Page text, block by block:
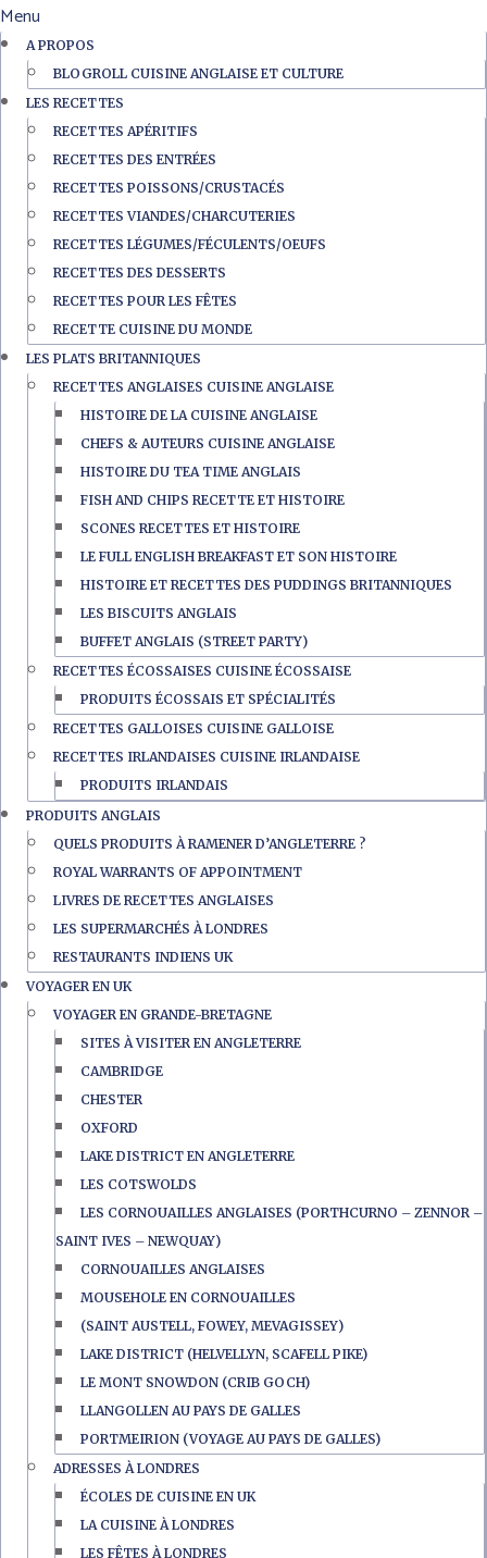
Menu
A PROPOS
BLOGROLL CUISINE ANGLAISE ET CULTURE
LES RECETTES
RECETTES APÉRITIFS
RECETTES DES ENTRÉES
RECETTES POISSONS/CRUSTACÉS
RECETTES VIANDES/CHARCUTERIES
RECETTES LÉGUMES/FÉCULENTS/OEUFS
RECETTES DES DESSERTS
RECETTES POUR LES FÊTES
RECETTE CUISINE DU MONDE
LES PLATS BRITANNIQUES
RECETTES ANGLAISES CUISINE ANGLAISE
HISTOIRE DE LA CUISINE ANGLAISE
CHEFS & AUTEURS CUISINE ANGLAISE
HISTOIRE DU TEA TIME ANGLAIS
FISH AND CHIPS RECETTE ET HISTOIRE
SCONES RECETTES ET HISTOIRE
LE FULL ENGLISH BREAKFAST ET SON HISTOIRE
HISTOIRE ET RECETTES DES PUDDINGS BRITANNIQUES
LES BISCUITS ANGLAIS
BUFFET ANGLAIS (STREET PARTY)
RECETTES ÉCOSSAISES CUISINE ÉCOSSAISE
PRODUITS ÉCOSSAIS ET SPÉCIALITÉS
RECETTES GALLOISES CUISINE GALLOISE
RECETTES IRLANDAISES CUISINE IRLANDAISE
PRODUITS IRLANDAIS
PRODUITS ANGLAIS
QUELS PRODUITS À RAMENER D’ANGLETERRE ?
ROYAL WARRANTS OF APPOINTMENT
LIVRES DE RECETTES ANGLAISES
LES SUPERMARCHÉS À LONDRES
RESTAURANTS INDIENS UK
VOYAGER EN UK
VOYAGER EN GRANDE-BRETAGNE
SITES À VISITER EN ANGLETERRE
CAMBRIDGE
CHESTER
OXFORD
LAKE DISTRICT EN ANGLETERRE
LES COTSWOLDS
LES CORNOUAILLES ANGLAISES (PORTHCURNO – ZENNOR –
SAINT IVES – NEWQUAY)
CORNOUAILLES ANGLAISES
MOUSEHOLE EN CORNOUAILLES
(SAINT AUSTELL, FOWEY, MEVAGISSEY)
LAKE DISTRICT (HELVELLYN, SCAFELL PIKE)
LE MONT SNOWDON (CRIB GOCH)
LLANGOLLEN AU PAYS DE GALLES
PORTMEIRION (VOYAGE AU PAYS DE GALLES)
ADRESSES À LONDRES
ÉCOLES DE CUISINE EN UK
LA CUISINE À LONDRES
LES FÊTES À LONDRES